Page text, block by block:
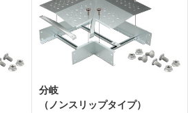
分岐
（ノンスリップタイプ）